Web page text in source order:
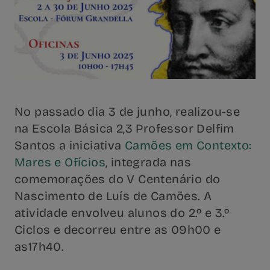
No passado dia 3 de junho, realizou-se
na Escola Básica 2,3 Professor Delfim
Santos a iniciativa Camões em Contexto:
Mares e Ofícios, integrada nas
comemorações do V Centenário do
Nascimento de Luís de Camões. A
atividade envolveu alunos do 2.º e 3.º
Ciclos e decorreu entre as 09h00 e
as17h40.